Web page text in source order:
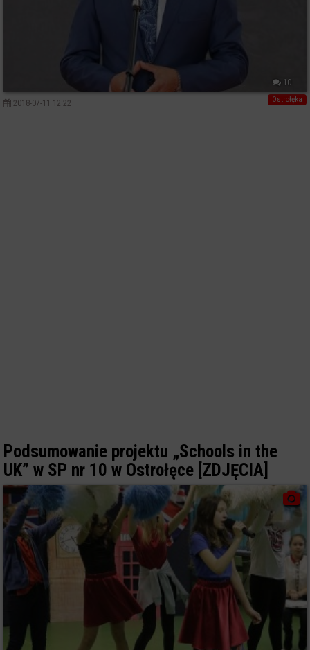
10
Ostrołęka
2018-07-11 12:22
Podsumowanie projektu „Schools in the
UK” w SP nr 10 w Ostrołęce [ZDJĘCIA]